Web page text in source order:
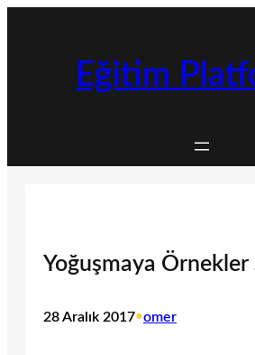
Eğitim
Yoğuşmaya Örnekler
28 Aralık 2017•omer